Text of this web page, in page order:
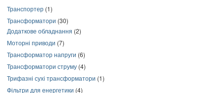
Транспортер (1)
Трансформатори (30)
Додаткове обладнання (2)
Моторні приводи (7)
Трансформатор напруги (6)
Трансформатори струму (4)
Трифазні сухі трансформатори (1)
Фільтри для енергетики (4)